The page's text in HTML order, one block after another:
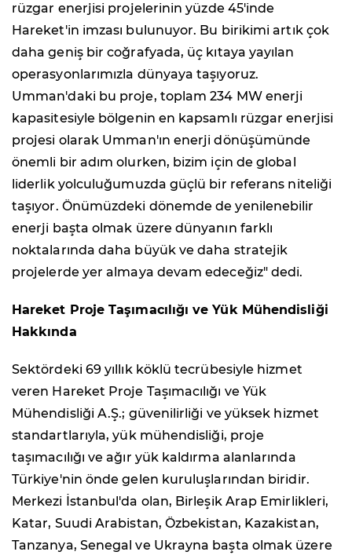
rüzgar enerjisi projelerinin yüzde 45'inde
Hareket'in imzası bulunuyor. Bu birikimi artık çok
daha geniş bir coğrafyada, üç kıtaya yayılan
operasyonlarımızla dünyaya taşıyoruz.
Umman'daki bu proje, toplam 234 MW enerji
kapasitesiyle bölgenin en kapsamlı rüzgar enerjisi
projesi olarak Umman'ın enerji dönüşümünde
önemli bir adım olurken, bizim için de global
liderlik yolculuğumuzda güçlü bir referans niteliği
taşıyor. Önümüzdeki dönemde de yenilenebilir
enerji başta olmak üzere dünyanın farklı
noktalarında daha büyük ve daha stratejik
projelerde yer almaya devam edeceğiz" dedi.
Hareket Proje Taşımacılığı ve Yük Mühendisliği
Hakkında
Sektördeki 69 yıllık köklü tecrübesiyle hizmet
veren Hareket Proje Taşımacılığı ve Yük
Mühendisliği A.Ş.; güvenilirliği ve yüksek hizmet
standartlarıyla, yük mühendisliği, proje
taşımacılığı ve ağır yük kaldırma alanlarında
Türkiye'nin önde gelen kuruluşlarından biridir.
Merkezi İstanbul'da olan, Birleşik Arap Emirlikleri,
Katar, Suudi Arabistan, Özbekistan, Kazakistan,
Tanzanya, Senegal ve Ukrayna başta olmak üzere